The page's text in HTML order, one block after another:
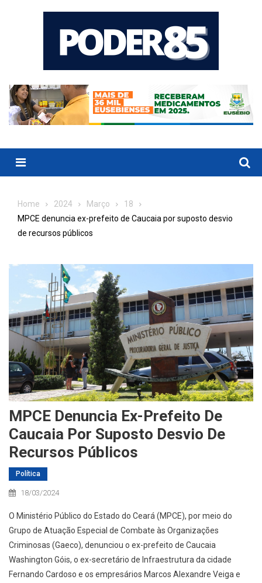
Menu
Home 2024 Março
18
MPCE denuncia ex-prefeito de Caucaia por suposto desvio
de recursos públicos
MPCE Denuncia Ex-Prefeito De
Caucaia Por Suposto Desvio De
Recursos Públicos
Política
18/03/2024
O Ministério Público do Estado do Ceará (MPCE), por meio do
Grupo de Atuação Especial de Combate às Organizações
Criminosas (Gaeco), denunciou o ex-prefeito de Caucaia
Washington Góis, o ex-secretário de Infraestrutura da cidade
Fernando Cardoso e os empresários Marcos Alexandre Veiga e